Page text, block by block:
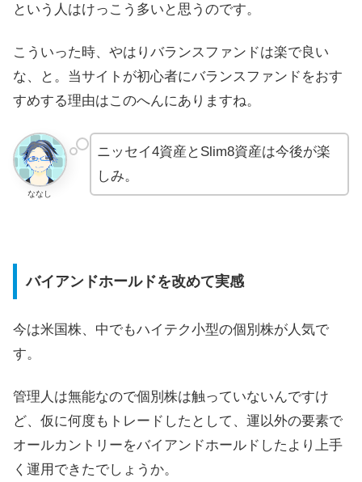
という人はけっこう多いと思うのです。
こういった時、やはりバランスファンドは楽で良い
な、と。当サイトが初心者にバランスファンドをおす
すめする理由はこのへんにありますね。
ななし
ニッセイ4資産とSlim8資産は今後が楽
しみ。
バイアンドホールドを改めて実感
今は米国株、中でもハイテク小型の個別株が人気で
す。
管理人は無能なので個別株は触っていないんですけ
ど、仮に何度もトレードしたとして、運以外の要素で
オールカントリーをバイアンドホールドしたより上手
く運用できたでしょうか。